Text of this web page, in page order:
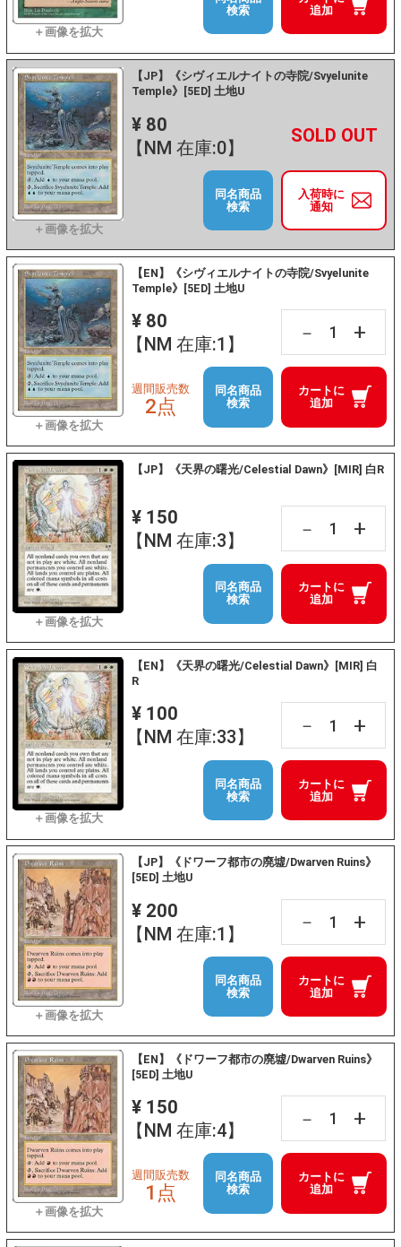
追加
検索
【JP】《シヴィエルナイトの寺院/Svyelunite
Temple》[5ED] 土地U
¥ 80
【NM 在庫:0】
－ +
入荷時に
通知
同名商品
検索
【EN】《シヴィエルナイトの寺院/Svyelunite
Temple》[5ED] 土地U
¥ 80
【NM 在庫:1】
－ +
カートに
追加
週間販売数
2点
同名商品
検索
【JP】《天界の曙光/Celestial Dawn》[MIR] 白R
¥ 150
【NM 在庫:3】
－ +
カートに
追加
同名商品
検索
【EN】《天界の曙光/Celestial Dawn》[MIR] 白
R
¥ 100
【NM 在庫:33】
－ +
カートに
追加
同名商品
検索
【JP】《ドワーフ都市の廃墟/Dwarven Ruins》
[5ED] 土地U
¥ 200
【NM 在庫:1】
－ +
カートに
追加
同名商品
検索
【EN】《ドワーフ都市の廃墟/Dwarven Ruins》
[5ED] 土地U
¥ 150
【NM 在庫:4】
－ +
カートに
追加
週間販売数
1点
同名商品
検索